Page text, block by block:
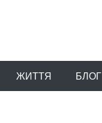
ЖИТТЯ БЛОГ